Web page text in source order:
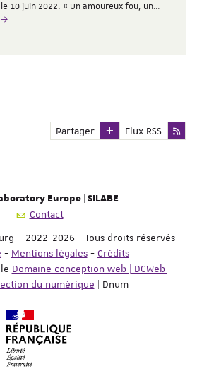
le 10 juin 2022. « Un amoureux fou, un…
Partager Flux RSS
Europe | SILABE
Contact
– 2022-2026 - Tous droits réservés
- Mentions légales- Crédits
Domaine conception web | DCWeb |
du numérique | Dnum